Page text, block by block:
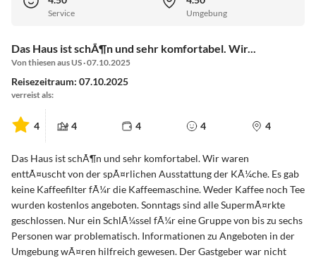
Service Umgebung
Das Haus ist schÃ¶n und sehr komfortabel. Wir...
Von thiesen aus US · 07.10.2025
Reisezeitraum: 07.10.2025
verreist als:
4 4 4 4 4
Das Haus ist schÃ¶n und sehr komfortabel. Wir waren
enttÃ¤uscht von der spÃ¤rlichen Ausstattung der KÃ¼che. Es gab
keine Kaffeefilter fÃ¼r die Kaffeemaschine. Weder Kaffee noch Tee
wurden kostenlos angeboten. Sonntags sind alle SupermÃ¤rkte
geschlossen. Nur ein SchlÃ¼ssel fÃ¼r eine Gruppe von bis zu sechs
Personen war problematisch. Informationen zu Angeboten in der
Umgebung wÃ¤ren hilfreich gewesen. Der Gastgeber war nicht